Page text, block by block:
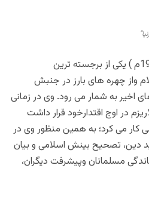
ابو الاعلی مودودی (1903-1979م ) یکی از برجسته ترین
واز چهره های بارز در جنبش
اخیر به شمار می رود. وی در زمانی
در اوج اقتدارخود قرار داشت
کار می کرد؛ به همین منظور وی در
دین، تصحیح بینش اسلامی و بیان
مسلمانان وپیشرفت دیگران،